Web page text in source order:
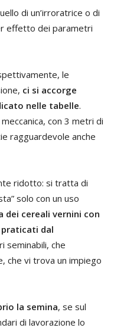
di un’irroratrice o di
effetto dei parametri
le
ci si accorge
nelle tabelle.
con 3 metri di
ragguardevole anche
ridotto: si tratta di
solo con un uso
dei cereali vernini con
dal
seminabili, che
che vi trova un impiego
la semina, se sul
di lavorazione lo